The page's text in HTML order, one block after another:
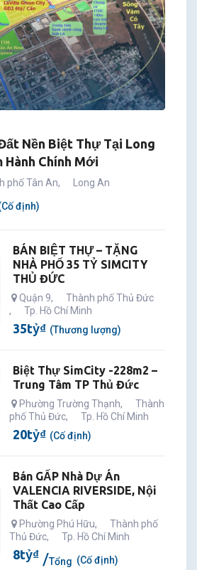
Nền Biệt Thự Tại Long
Hành Chính Mới
phố Tân An, Long An
định)
BÁN BIỆT THỰ – TẶNG
NHÀ PHỐ 35 TỶ SIMCITY
THỦ ĐỨC
Quận 9,
Thành phố Thủ Đức
,
Tp. Hồ Chí Minh
35tỷ₫ (Thương lượng)
Biệt Thự SimCity -228m2 –
Trung Tâm TP Thủ Đức
Phường Trường Thạnh,
Thành
phố Thủ Đức, Tp. Hồ Chí Minh
20tỷ₫ (Cố định)
Bán GẤP Nhà Dự Án
VALENCIA RIVERSIDE, Nội
Thất Cao Cấp
Phường Phú Hữu,
Thành phố
Thủ Đức, Tp. Hồ Chí Minh
8tỷ₫ Tổng (Cố định)